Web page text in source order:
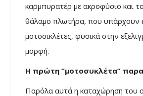
καρμπυρατέρ με ακροφύσιο και
θάλαμο πλωτήρα, που υπάρχουν
μοτοσικλέτες, φυσικά στην
μορφή.
Η πρώτη “μοτοσυκλέτα”
Παρόλα αυτά η καταχώρηση του